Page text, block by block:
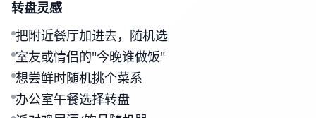
转盘灵感
把附近餐厅加进去，随机选
室友或情侣的"今晚谁做饭"
想尝鲜时随机挑个菜系
办公室午餐选择转盘